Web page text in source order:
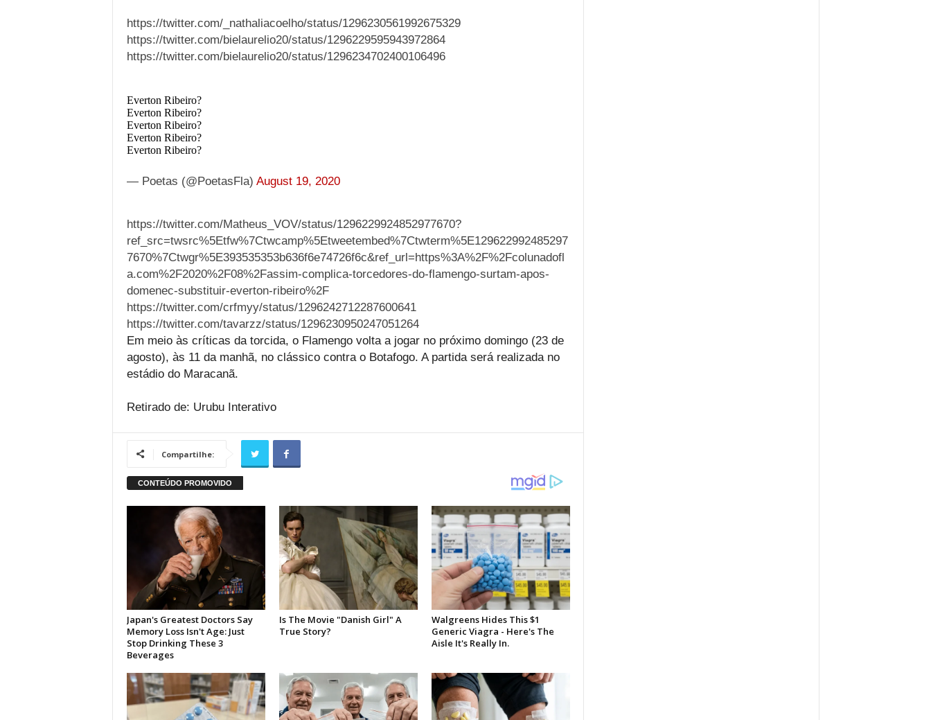
https://twitter.com/_nathaliacoelho/status/1296230561992675329
https://twitter.com/bielaurelio20/status/1296229595943972864
https://twitter.com/bielaurelio20/status/1296234702400106496
Everton Ribeiro?
Everton Ribeiro?
Everton Ribeiro?
Everton Ribeiro?
Everton Ribeiro?
— Poetas (@PoetasFla) August 19, 2020
https://twitter.com/Matheus_VOV/status/1296229924852977670?
ref_src=twsrc%5Etfw%7Ctwcamp%5Etweetembed%7Ctwterm%5E129622992485297
7670%7Ctwgr%5E393535353b636f6e74726f6c&ref_url=https%3A%2F%2Fcolunadofl
a.com%2F2020%2F08%2Fassim-complica-torcedores-do-flamengo-surtam-apos-
domenec-substituir-everton-ribeiro%2F
https://twitter.com/crfmyy/status/1296242712287600641
https://twitter.com/tavarzz/status/1296230950247051264
Em meio às críticas da torcida, o Flamengo volta a jogar no próximo domingo (23 de
agosto), às 11 da manhã, no clássico contra o Botafogo. A partida será realizada no
estádio do Maracanã.
Retirado de: Urubu Interativo
Compartilhe: